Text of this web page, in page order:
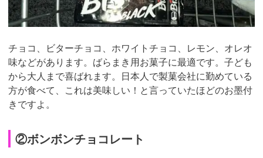
チョコ、ビターチョコ、ホワイトチョコ、レモン、オレオ
味などがあります。ばらまき用お菓子に最適です。子ども
から大人まで喜ばれます。日本人で製菓会社に勤めている
方が食べて、これは美味しい！と言っていたほどのお墨付
きですよ。
②ボンボンチョコレート